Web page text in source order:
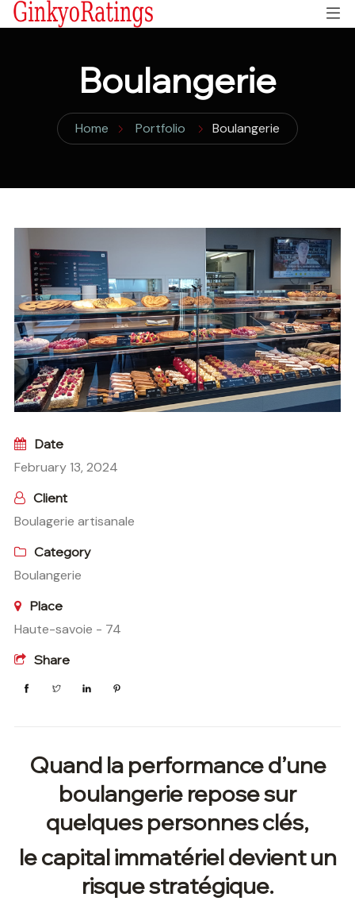
Boulangerie
Home Portfolio Boulangerie
Quand la performance d’une
boulangerie repose sur
quelques personnes clés,
le capital immatériel devient un
risque stratégique.
Date
February 13, 2024
Client
Boulagerie artisanale
Category
Boulangerie
Place
Haute-savoie - 74
Share